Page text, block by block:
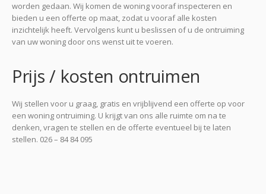
worden gedaan. Wij komen de woning vooraf inspecteren en
bieden u een offerte op maat, zodat u vooraf alle kosten
inzichtelijk heeft. Vervolgens kunt u beslissen of u de ontruiming
van uw woning door ons wenst uit te voeren.
Prijs / kosten ontruimen
Wij stellen voor u graag, gratis en vrijblijvend een offerte op voor
een woning ontruiming. U krijgt van ons alle ruimte om na te
denken, vragen te stellen en de offerte eventueel bij te laten
stellen. 026 – 84 84 095